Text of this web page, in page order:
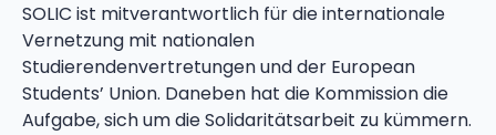
SOLIC ist mitverantwortlich für die internationale
Vernetzung mit nationalen
Studierendenvertretungen und der European
Students’ Union. Daneben hat die Kommission die
Aufgabe, sich um die Solidaritätsarbeit zu kümmern.